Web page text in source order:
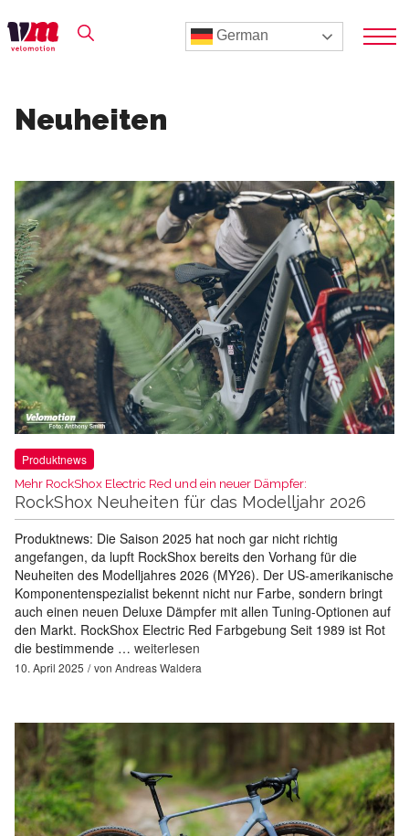
German
Neuheiten
Produktnews
Mehr RockShox Electric Red und ein neuer Dämpfer:
RockShox Neuheiten für das Modelljahr 2026
Produktnews: Die Saison 2025 hat noch gar nicht richtig
angefangen, da lupft RockShox bereits den Vorhang für die
Neuheiten des Modelljahres 2026 (MY26). Der US-amerikanische
Komponentenspezialist bekennt nicht nur Farbe, sondern bringt
auch einen neuen Deluxe Dämpfer mit allen Tuning-Optionen auf
den Markt. RockShox Electric Red Farbgebung Seit 1989 ist Rot
die bestimmende … weiterlesen
10. April 2025 von Andreas Waldera